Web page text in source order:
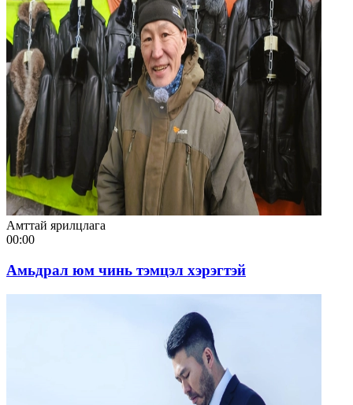
Амттай ярилцлага
00:00
Амьдрал юм чинь тэмцэл хэрэгтэй